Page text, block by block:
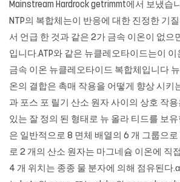
Mainstream Hardrock getrimmt에서 보냈습
NTP의 복합체는이 반응에 대한 진정한 기
서 언급 한 것과 같은 2가 금속 이온이 없으
입니다.ATP와 같은 뉴클레오타이드는이
금속 이온 뉴클레오타이드 복합체입니다 뉴
온의 결합은 촉매 작용을 어떻게 향상 시키
과 포스 포 릴기 산소 원자 사이의 상호 작
있는 잘 정의 된 형태로 뉴 올라 티드를 보
은 일반적으로 8 면체 배열의 6 개 그룹으
로 2 개의 산소 원자는 마그네슘 이온에 직
4 개 위치는 종종 물 분자에 의해 점유된다